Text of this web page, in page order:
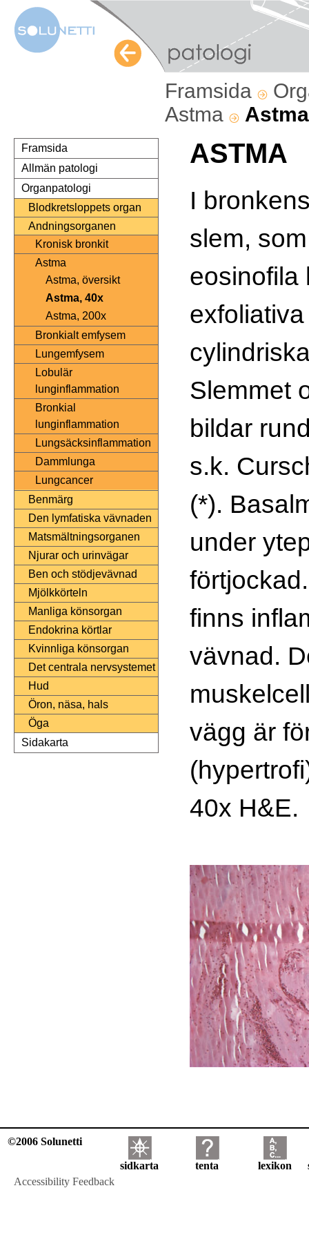
Framsida
Astma
Framsida
Allmän patologi
Organpatologi
Blodkretsloppets organ
Andningsorganen
Kronisk bronkit
Astma
Astma, översikt
Astma, 40x
Astma, 200x
Bronkialt emfysem
Lungemfysem
Lobulär
lunginflammation
Bronkial
lunginflammation
Lungsäcksinflammation
Dammlunga
Lungcancer
Benmärg
Den lymfatiska vävnaden
Matsmältningsorganen
Njurar och urinvägar
Ben och stödjevävnad
Mjölkkörteln
Manliga könsorgan
Endokrina körtlar
Kvinnliga könsorgan
Det centrala nervsystemet
Hud
Öron, näsa, hals
Öga
Sidakarta
ASTMA
I
slem,
eosinofila
Slemmet
bildar
s.k.
(*).
under
finns
vävnad.
vägg är
40x H&E.
©2006 Solunetti
sidkarta tenta lexikon
Accessibility Feedback